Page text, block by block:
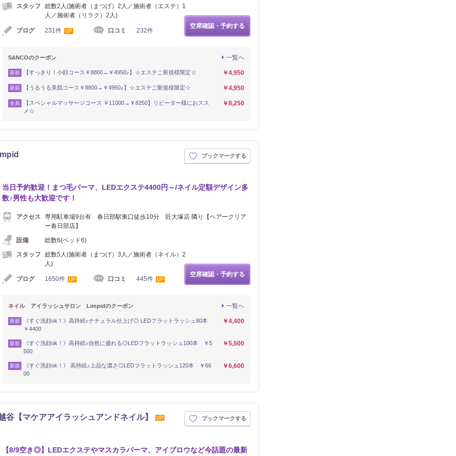
スタッフ
総数2人(施術者（まつげ）2人／施術者（エステ）1
人／施術者（リラク）2人)
ブログ 231件 UP 口コミ 232件
空席確認・予約する
一覧へ
SANCOのクーポン
新規 【すっきり！小顔コース￥8800→￥4950♪】☆エステご新規様限定☆ ￥4,950
新規 【うるうる美肌コース￥8800→￥4950♪】☆エステご新規様限定☆ ￥4,950
全員
【スペシャルマッサージコース ￥11000→￥8250】リピーター様におスス
メ☆
￥8,250
ブックマークする
当日予約歓迎！まつ毛パーマ、LEDエクステ4400円～/ネイル定額デザイン多
数♪男性も大歓迎です！
アクセス
専用駐車場9台有 春日部駅東口徒歩10分 匠大塚店 隣り【ヘアークリア
ー春日部店】
設備
総数6(ベッド6)
スタッフ
総数5人(施術者（まつげ）3人／施術者（ネイル）2
人)
ブログ 1650件 UP 口コミ 445件 UP
空席確認・予約する
一覧へ
ネイル アイラッシュサロン Limpidのクーポン
新規
《すぐ洗顔ok！》高持続♪ナチュラル仕上げ◎ LEDフラットラッシュ80本
￥4400
￥4,400
新規
《すぐ洗顔ok！》高持続♪自然に盛れる◎LEDフラットラッシュ100本 ￥5
500
￥5,500
新規
《すぐ洗顔ok！》 高持続♪上品な濃さ◎LEDフラットラッシュ120本 ￥66
00
￥6,600
【マケアアイラッシュアンドネイル】 UP ブックマークする
【8/9空き◎】LEDエクステやマスカラパーマ、アイブロウなど今話題の最新